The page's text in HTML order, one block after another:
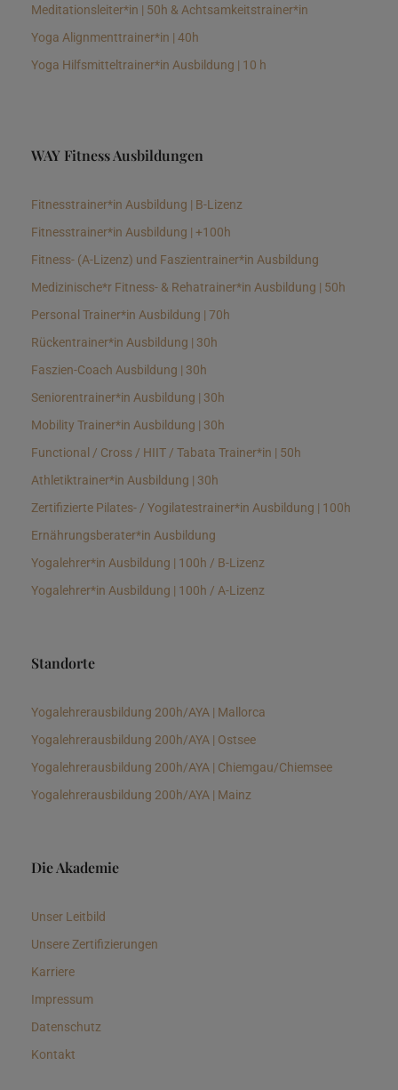
Meditationsleiter*in | 50h & Achtsamkeitstrainer*in
Yoga Alignmenttrainer*in | 40h
Yoga Hilfsmitteltrainer*in Ausbildung | 10 h
WAY Fitness Ausbildungen
Fitnesstrainer*in Ausbildung | B-Lizenz
Fitnesstrainer*in Ausbildung | +100h
Fitness- (A-Lizenz) und Faszientrainer*in Ausbildung
Medizinische*r Fitness- & Rehatrainer*in Ausbildung | 50h
Personal Trainer*in Ausbildung | 70h
Rückentrainer*in Ausbildung | 30h
Faszien-Coach Ausbildung | 30h
Seniorentrainer*in Ausbildung | 30h
Mobility Trainer*in Ausbildung | 30h
Functional / Cross / HIIT / Tabata Trainer*in | 50h
Athletiktrainer*in Ausbildung | 30h
Zertifizierte Pilates- / Yogilatestrainer*in Ausbildung | 100h
Ernährungsberater*in Ausbildung
Yogalehrer*in Ausbildung | 100h / B-Lizenz
Yogalehrer*in Ausbildung | 100h / A-Lizenz
Standorte
Yogalehrerausbildung 200h/AYA | Mallorca
Yogalehrerausbildung 200h/AYA | Ostsee
Yogalehrerausbildung 200h/AYA | Chiemgau/Chiemsee
Yogalehrerausbildung 200h/AYA | Mainz
Die Akademie
Unser Leitbild
Unsere Zertifizierungen
Karriere
Impressum
Datenschutz
Kontakt